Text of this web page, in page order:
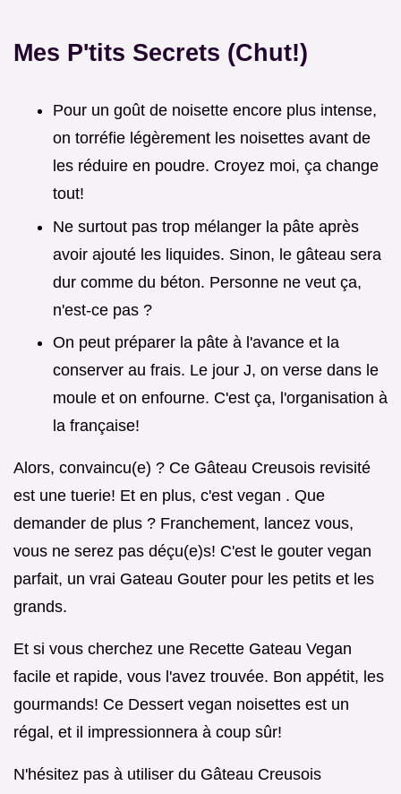
Mes P'tits Secrets (Chut!)
Pour un goût de noisette encore plus intense,
on torréfie légèrement les noisettes avant de
les réduire en poudre. Croyez moi, ça change
tout!
Ne surtout pas trop mélanger la pâte après
avoir ajouté les liquides. Sinon, le gâteau sera
dur comme du béton. Personne ne veut ça,
n'est-ce pas ?
On peut préparer la pâte à l'avance et la
conserver au frais. Le jour J, on verse dans le
moule et on enfourne. C'est ça, l'organisation à
la française!
Alors, convaincu(e) ? Ce Gâteau Creusois revisité
est une tuerie! Et en plus, c'est vegan . Que
demander de plus ? Franchement, lancez vous,
vous ne serez pas déçu(e)s! C'est le gouter vegan
parfait, un vrai Gateau Gouter pour les petits et les
grands.
Et si vous cherchez une Recette Gateau Vegan
facile et rapide, vous l'avez trouvée. Bon appétit, les
gourmands! Ce Dessert vegan noisettes est un
régal, et il impressionnera à coup sûr!
N'hésitez pas à utiliser du Gâteau Creusois